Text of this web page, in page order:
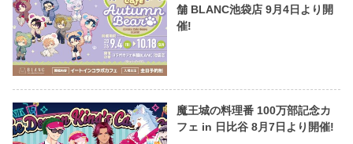
舗 BLANC池袋店 9月4日より開
催!
魔王城の料理番 100万部記念カ
フェ in 日比谷 8月7日より開催!